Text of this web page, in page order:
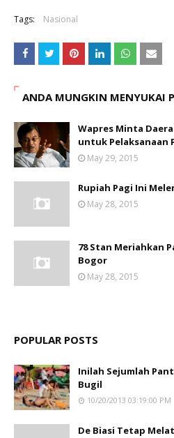
Tags: Nasional
ANDA MUNGKIN MENYUKAI
Wapres Minta
untuk Pelaksanaan
May 29, 2015
Rupiah Pagi Ini
May 28, 2015
78 Stan Meriahkan
Bogor
May 28, 2015
POPULAR POSTS
Inilah Sejumlah
Bugil
10/20/2013 03:19:00 PM
De Biasi Tetap